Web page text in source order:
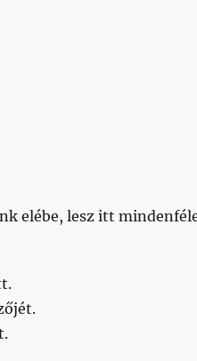
elébe, lesz itt